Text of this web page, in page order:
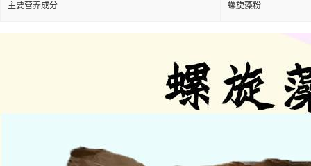
主要营养成分 螺旋藻粉